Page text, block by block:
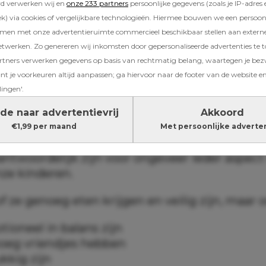
verwerken wij en onze 233 partners persoonlijke gegevens (zoals je IP-adres
via cookies of vergelijkbare technologieën. Hiermee bouwen we een
met onze advertentieruimte commercieel beschikbaar stellen aan
Zo genereren wij inkomsten door gepersonaliseerde advertenties te
verwerken gegevens op basis van rechtmatig belang, waartegen je
je voorkeuren altijd aanpassen; ga hiervoor naar de footer van de website
naar advertentievrij
€1,99 per maand
Akkoord
Met persoonlijke
dit fenomeen tegenwoordig de
de ouder die het gevoel heeft dat ze
Klinkt herkenbaar?
zijn alleen niet meer genoeg voelt
ouderschap een stuk overzichtelijker.
zich toen ook zorgen, maar
zijn voor ongeveer ieder
kinderen.
ze genoeg eten krijgen en veilig zijn, maar
in balans zijn
vriendjes hebben
zijn